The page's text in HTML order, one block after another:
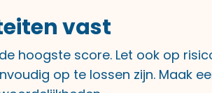
vast
hoogste score. Let ook op
op te lossen zijn. Maak